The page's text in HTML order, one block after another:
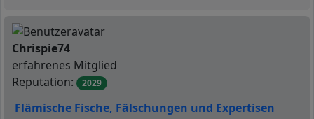
Chrispie74Offline
erfahrenes Mitglied
Reputation:
2029
Flämische Fische, Fälschungen und Expertisen